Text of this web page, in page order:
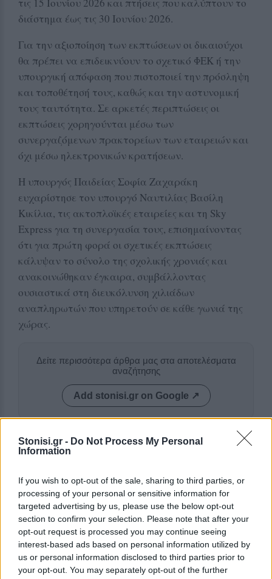
Stonisi.gr - Do Not Process My Personal
Information
If you wish to opt-out of the sale, sharing to third parties, or
processing of your personal or sensitive information for
targeted advertising by us, please use the below opt-out
section to confirm your selection. Please note that after your
opt-out request is processed you may continue seeing
interest-based ads based on personal information utilized by
us or personal information disclosed to third parties prior to
your opt-out. You may separately opt-out of the further
διάστημα έως τις 30 Ιουνίου 2026.
Για την αξιοποίηση των εκπτώσεων οι δικαιούχοι
θα πρέπει να επιδεικνύουν το σχετικό ΦΕΚ ή την
υπουργική απόφαση που πιστοποιεί την πρόσληψη
και τοποθέτησή τους, καθώς και την αστυνομική
τους ταυτότητα. Σε αρκετές περιπτώσεις οι
εκπτώσεις χορηγούνται μέσω των
συνεργαζόμενων πρακτορείων των εταιρειών και
όχι μέσω ηλεκτρονικών κρατήσεων.
Η υπουργός Παιδείας Σοφία Ζαχαράκη
ευχαρίστησε τον υπουργό Ναυτιλίας Βασίλη
Κικίλια, τις ακτοπλοϊκές εταιρείες και τη Sky
Express για τη συνεργασία τους, επισημαίνοντας
ότι για πρώτη φορά οι σχετικές εκπτώσεις
κάλυψαν το σύνολο της σχολικής χρονιάς και
ανακοινώθηκαν έγκαιρα, συμβάλλοντας
ουσιαστικά στη διευκόλυνση χιλιάδων
αναπληρωτών που υπηρετούν σε κάθε γωνιά της
χώρας.
Δείτε περισσότερα άρθρα μας στα αποτελέσματα
αναζήτησης
Add stonisi.gr on Google ↗
ΣΤΗΝ ΙΔΙΑ ΚΑΤΗΓΟΡΙΑ
ΔΡΑΣΕΙΣ
Η Έλλη και ο Φρίξος
Πρωτογερέλλη στους δρόμους
της μνήμης
Η Θερμή τίμησε τους δύο
αγωνιστές της Εθνικής
Αντίστασης, ενώ κατατέθηκε
πρόταση να δοθεί το όνομά τους σε
δρόμο του τόπου όπου γεννήθηκαν